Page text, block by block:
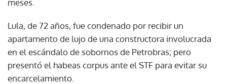
meses.
Lula, de 72 años, fue condenado por recibir un
apartamento de lujo de una constructora involucrada
en el escándalo de sobornos de Petrobras; pero
presentó el habeas corpus ante el STF para evitar su
encarcelamiento.